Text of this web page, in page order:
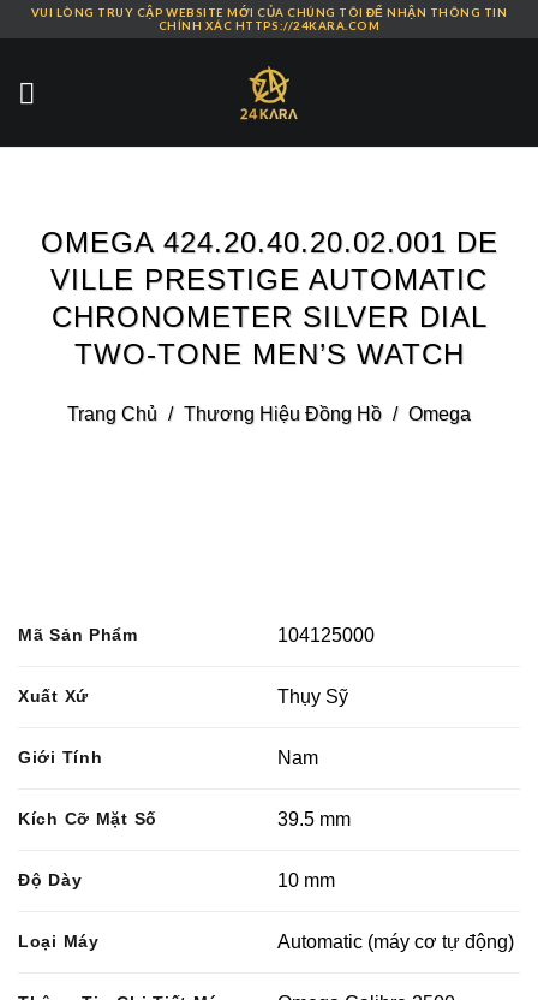
Skip
content
VUI LÒNG TRUY CẬP WEBSITE MỚI CỦA CHÚNG TÔI ĐỂ NHẬN THÔNG TIN
CHÍNH XÁC HTTPS://24KARA.COM
OMEGA 424.20.40.20.02.001 DE
VILLE PRESTIGE AUTOMATIC
CHRONOMETER SILVER DIAL
TWO-TONE MEN’S WATCH
Trang Chủ / Thương Hiệu Đồng Hồ / Omega
Mã Sản Phẩm 104125000
Xuất Xứ Thụy Sỹ
Giới Tính Nam
Kích Cỡ Mặt Số 39.5 mm
Độ Dày 10 mm
Loại Máy Automatic (máy cơ tự động)